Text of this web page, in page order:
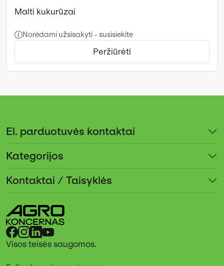
Malti kukurūzai
Norėdami užsisakyti - susisiekite
Peržiūrėti
El. parduotuvės kontaktai
Kategorijos
Kontaktai / Taisyklės
Visos teisės saugomos.